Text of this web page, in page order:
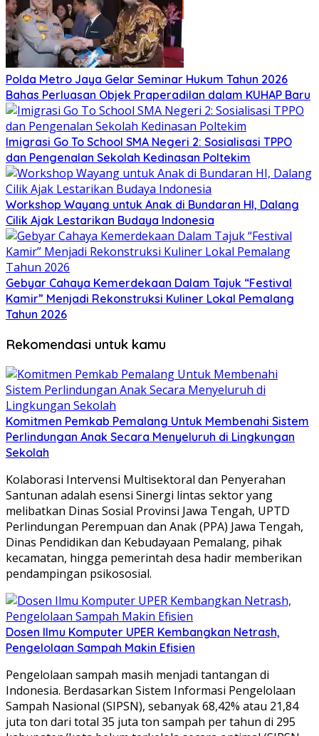
Polda Metro Jaya Gelar Seminar Hukum Tahun 2026
Bahas Perluasan Objek Praperadilan dalam KUHAP Baru
Imigrasi Go To School SMA Negeri 2: Sosialisasi TPPO
dan Pengenalan Sekolah Kedinasan Poltekim
Workshop Wayang untuk Anak di Bundaran HI, Dalang
Cilik Ajak Lestarikan Budaya Indonesia
Gebyar Cahaya Kemerdekaan Dalam Tajuk “Festival
Kamir” Menjadi Rekonstruksi Kuliner Lokal Pemalang
Tahun 2026
Rekomendasi untuk kamu
Komitmen Pemkab Pemalang Untuk Membenahi Sistem
Perlindungan Anak Secara Menyeluruh di Lingkungan
Sekolah
Kolaborasi Intervensi Multisektoral dan Penyerahan
Santunan adalah esensi Sinergi lintas sektor yang
melibatkan Dinas Sosial Provinsi Jawa Tengah, UPTD
Perlindungan Perempuan dan Anak (PPA) Jawa Tengah,
Dinas Pendidikan dan Kebudayaan Pemalang, pihak
kecamatan, hingga pemerintah desa hadir memberikan
pendampingan psikososial.
Dosen Ilmu Komputer UPER Kembangkan Netrash,
Pengelolaan Sampah Makin Efisien
Pengelolaan sampah masih menjadi tantangan di
Indonesia. Berdasarkan Sistem Informasi Pengelolaan
Sampah Nasional (SIPSN), sebanyak 68,42% atau 21,84
juta ton dari total 35 juta ton sampah per tahun di 295